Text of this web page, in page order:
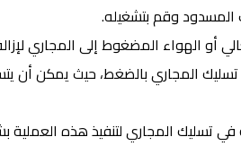
وقم بتشغيله.
أو الهواء المضغوط إلى المجاري
المجاري بالضغط، حيث يمكن أن
تسليك المجاري لتنفيذ هذه